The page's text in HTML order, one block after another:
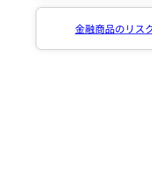
金融商品のリス